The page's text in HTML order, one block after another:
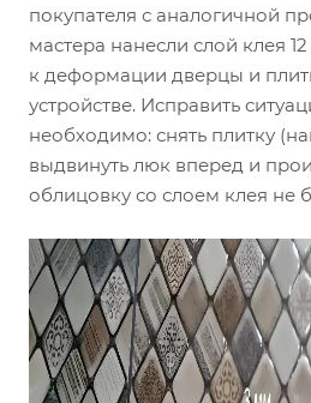
покупателя с аналогичной
мастера нанесли слой клея
к деформации дверцы и
устройстве. Исправить
необходимо: снять плитку
выдвинуть люк вперед и
облицовку со слоем клея не